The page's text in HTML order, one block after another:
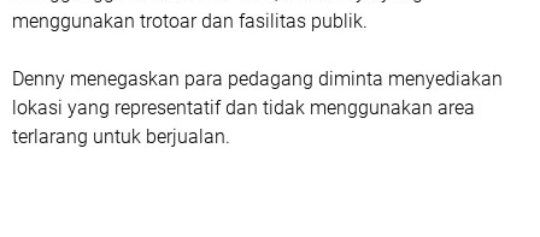
menggunakan trotoar dan fasilitas publik.
Denny menegaskan para pedagang diminta menyediakan
lokasi yang representatif dan tidak menggunakan area
terlarang untuk berjualan.